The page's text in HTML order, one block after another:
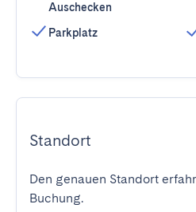
Auschecken
Parkplatz
Standort
Den genauen Standort
Buchung.